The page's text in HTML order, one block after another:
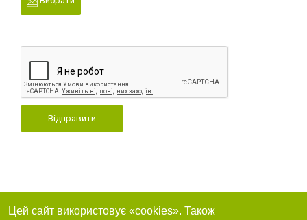
Відправити
Цей сайт використовує «cookies». Також